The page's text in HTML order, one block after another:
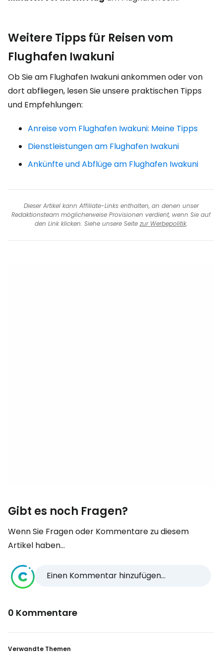
Weitere Tipps für Reisen vom
Flughafen Iwakuni
Ob Sie am Flughafen Iwakuni ankommen oder von
dort abfliegen, lesen Sie unsere praktischen Tipps
und Empfehlungen:
Anreise vom Flughafen Iwakuni: Meine Tipps
Dienstleistungen am Flughafen Iwakuni
Ankünfte und Abflüge am Flughafen Iwakuni
Dieser Artikel kann Affiliate-Links enthalten, an denen unser
Redaktionsteam möglicherweise Provisionen verdient, wenn Sie auf
den Link klicken. Siehe unsere Seite zur Werbepolitik.
Gibt es noch Fragen?
Wenn Sie Fragen oder Kommentare zu diesem
Artikel haben...
Einen Kommentar hinzufügen...
0 Kommentare
Verwandte Themen